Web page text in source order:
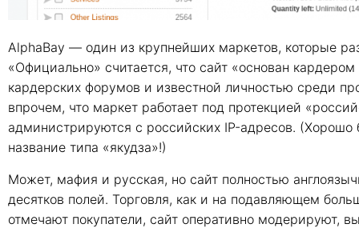
AlphaBay — один из крупнейших маркетов, которые
«Официально» считается, что сайт «основан
кардерских форумов и известной личностью среди
впрочем, что маркет работает под протекцией
администрируются с российских IP-адресов.
название типа «якудза»!)
Может, мафия и русская, но сайт полностью
десятков полей. Торговля, как и на подавляющем
отмечают покупатели, сайт оперативно модерируют,